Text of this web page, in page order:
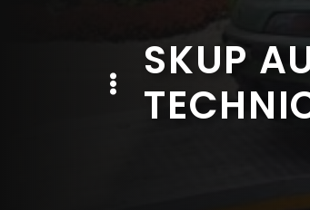
SKUP